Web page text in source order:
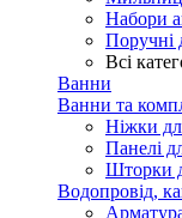
Набори
Поручні
Всі
Ванни
Ванни та
Ніжки
Панелі
Шторки
Водопровід,